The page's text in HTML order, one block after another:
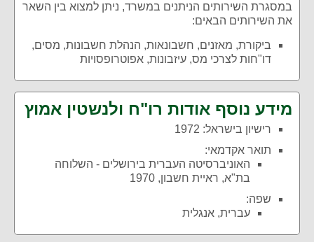
במסגרת השירותים הניתנים במשרד, ניתן למצוא בין השאר
את השירותים הבאים:
ביקורת‏, מאזנים‏, חשבונאות‏, הנהלת חשבונות‏, מסים‏,
דו"חות לצרכי מס‏, עיזבונות‏, אפוטרופסויות
מידע נוסף אודות רו"ח ולנשטין אמוץ
רישיון בישראל: 1972
תואר אקדמאי:
האוניברסיטה העברית בירושלים - השלוחה
בת"א, ראיית חשבון, 1970
שפה:
עברית‏, אנגלית